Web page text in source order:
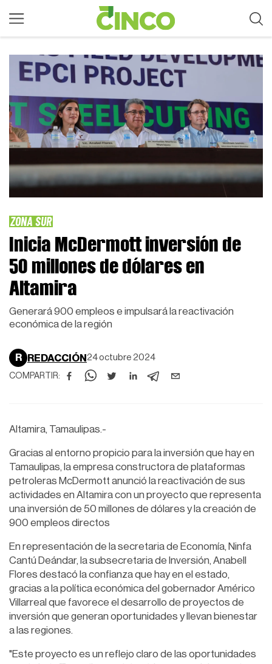
ZONA SUR
Inicia McDermott inversión de
50 millones de dólares en
Altamira
Generará 900 empleos e impulsará la reactivación
económica de la región
R REDACCIÓN 24 octubre 2024
COMPARTIR:
Altamira, Tamaulipas.-
Gracias al entorno propicio para la inversión que hay en
Tamaulipas, la empresa constructora de plataformas
petroleras McDermott anunció la reactivación de sus
actividades en Altamira con un proyecto que representa
una inversión de 50 millones de dólares y la creación de
900 empleos directos
En representación de la secretaria de Economía, Ninfa
Cantú Deándar, la subsecretaria de Inversión, Anabell
Flores destacó la confianza que hay en el estado,
gracias a la política económica del gobernador Américo
Villarreal que favorece el desarrollo de proyectos de
inversión que generan oportunidades y llevan bienestar
a las regiones.
"Este proyecto es un reflejo claro de las oportunidades